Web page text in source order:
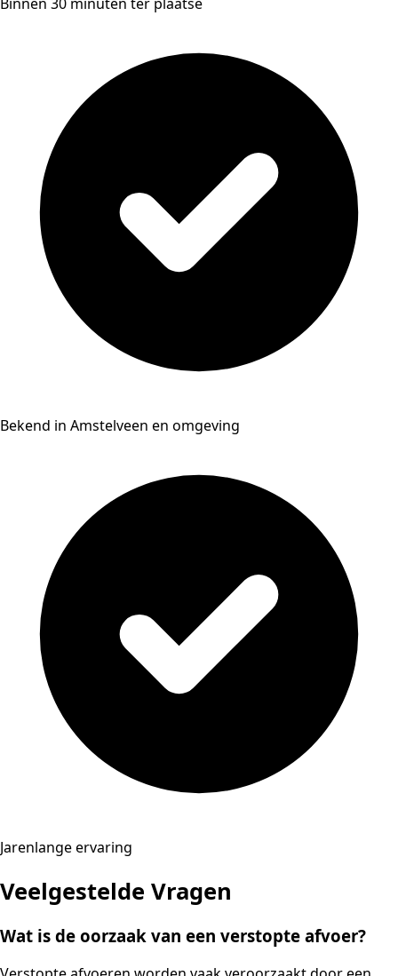
Binnen 30 minuten ter plaatse
Bekend in Amstelveen en omgeving
Jarenlange ervaring
Veelgestelde Vragen
Wat is de oorzaak van een verstopte afvoer?